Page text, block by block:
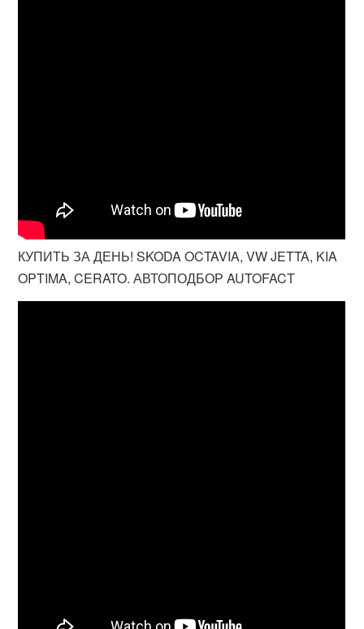
КУПИТЬ ЗА ДЕНЬ! SKODA OCTAVIA, VW JETTA, KIA
OPTIMA, CERATO. АВТОПОДБОР AUTOFACT